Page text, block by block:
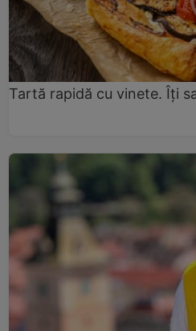
Tartă rapidă cu vinete. Îți